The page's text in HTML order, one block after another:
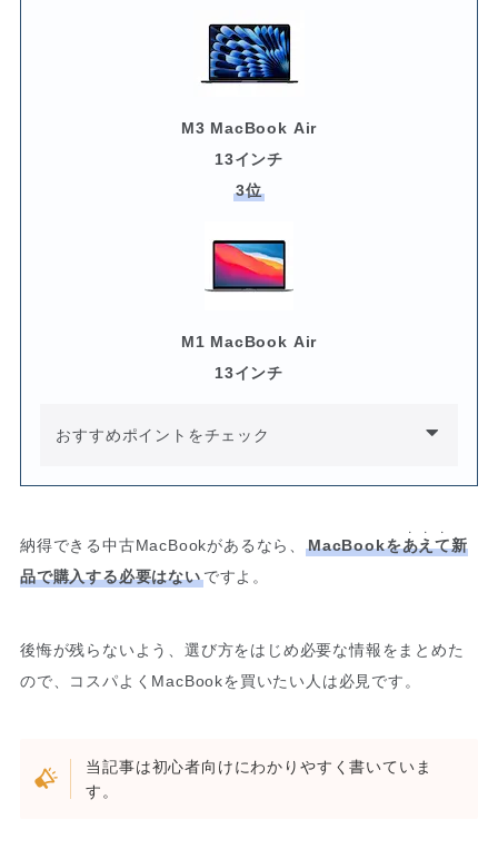
M3 MacBook Air
13インチ
3位
M1 MacBook Air
13インチ
おすすめポイントをチェック
納得できる中古MacBookがあるなら、MacBookをあえて
・・・
新
品で購入する必要はないですよ。
後悔が残らないよう、選び方をはじめ必要な情報をまとめた
ので、コスパよくMacBookを買いたい人は必見です。
当記事は初心者向けにわかりやすく書いていま
す。